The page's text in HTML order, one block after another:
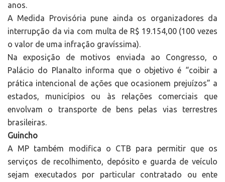
anos.
A Medida Provisória pune ainda os organizadores da
interrupção da via com multa de R$ 19.154,00 (100 vezes
o valor de uma infração gravíssima).
Na exposição de motivos enviada ao Congresso, o
Palácio do Planalto informa que o objetivo é “coibir a
prática intencional de ações que ocasionem prejuízos” a
estados, municípios ou às relações comerciais que
envolvam o transporte de bens pelas vias terrestres
brasileiras.
Guincho
A MP também modifica o CTB para permitir que os
serviços de recolhimento, depósito e guarda de veículo
sejam executados por particular contratado ou ente